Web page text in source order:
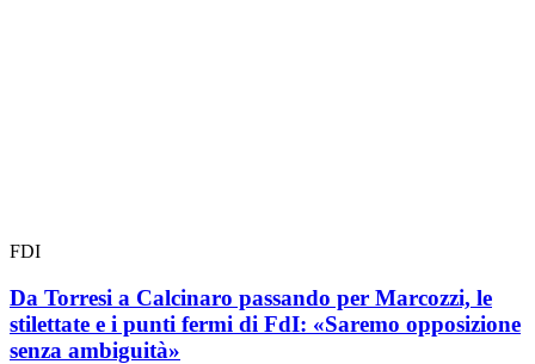
FDI
Da Torresi a Calcinaro passando per Marcozzi, le
stilettate e i punti fermi di FdI: «Saremo opposizione
senza ambiguità»